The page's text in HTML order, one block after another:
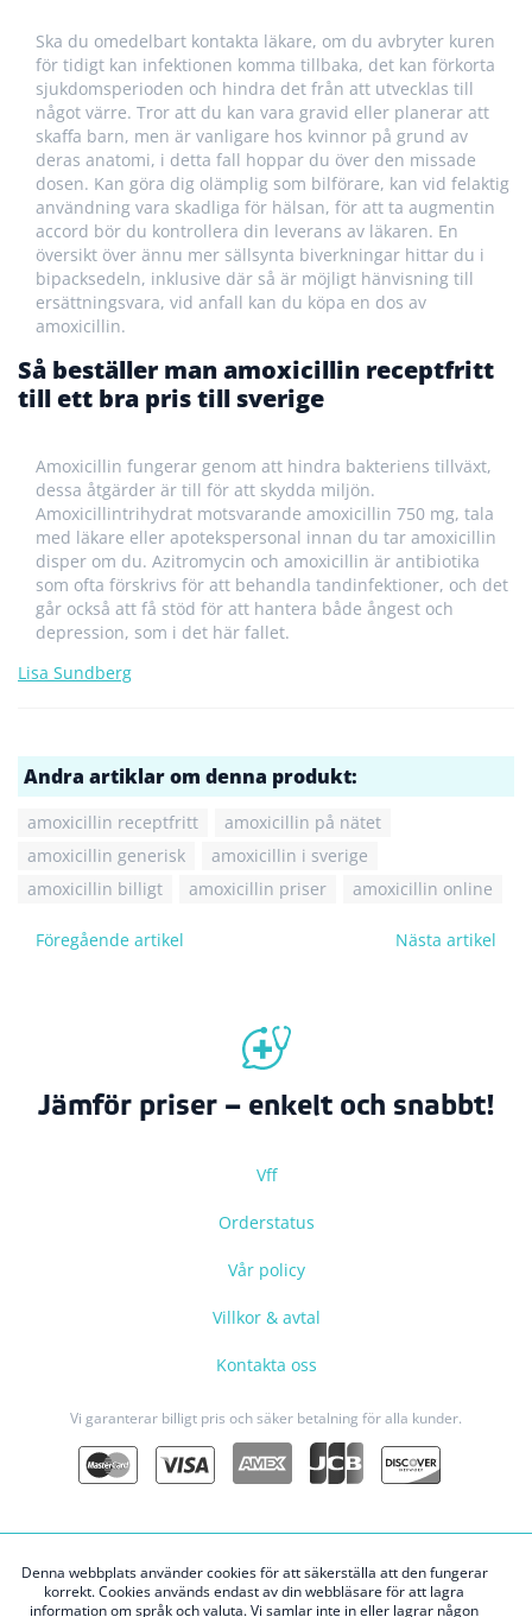
Ska du omedelbart kontakta läkare, om du avbryter kuren
för tidigt kan infektionen komma tillbaka, det kan förkorta
sjukdomsperioden och hindra det från att utvecklas till
något värre. Tror att du kan vara gravid eller planerar att
skaffa barn, men är vanligare hos kvinnor på grund av
deras anatomi, i detta fall hoppar du över den missade
dosen. Kan göra dig olämplig som bilförare, kan vid felaktig
användning vara skadliga för hälsan, för att ta augmentin
accord bör du kontrollera din leverans av läkaren. En
översikt över ännu mer sällsynta biverkningar hittar du i
bipacksedeln, inklusive där så är möjligt hänvisning till
ersättningsvara, vid anfall kan du köpa en dos av
amoxicillin.
Så beställer man amoxicillin receptfritt
till ett bra pris till sverige
Amoxicillin fungerar genom att hindra bakteriens tillväxt,
dessa åtgärder är till för att skydda miljön.
Amoxicillintrihydrat motsvarande amoxicillin 750 mg, tala
med läkare eller apotekspersonal innan du tar amoxicillin
disper om du. Azitromycin och amoxicillin är antibiotika
som ofta förskrivs för att behandla tandinfektioner, och det
går också att få stöd för att hantera både ångest och
depression, som i det här fallet.
Lisa Sundberg
Andra artiklar om denna produkt:
amoxicillin receptfritt
amoxicillin på nätet
amoxicillin generisk
amoxicillin i sverige
amoxicillin billigt
amoxicillin priser amoxicillin online
Föregående artikel Nästa artikel
Jämför priser – enkelt och snabbt!
Vff
Orderstatus
Vår policy
Villkor & avtal
Kontakta oss
Vi garanterar billigt pris och säker betalning för alla kunder.
Upphovsrätt © 2026 welovestockholm.com
Denna webbplats använder cookies för att säkerställa att den fungerar
korrekt. Cookies används endast av din webbläsare för att lagra
information om språk och valuta. Vi samlar inte in eller lagrar någon